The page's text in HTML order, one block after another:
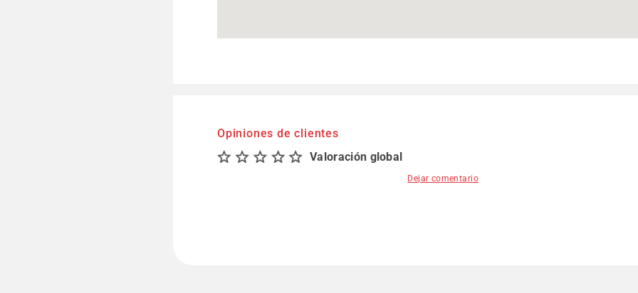
Opiniones de clientes
Valoración global
Dejar comentario